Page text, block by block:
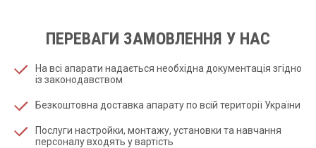
ПЕРЕВАГИ ЗАМОВЛЕННЯ У НАС
На всі апарати надається необхідна документація згідно
із законодавством
Безкоштовна доставка апарату по всій території України
Послуги настройки, монтажу, установки та навчання
персоналу входять у вартість